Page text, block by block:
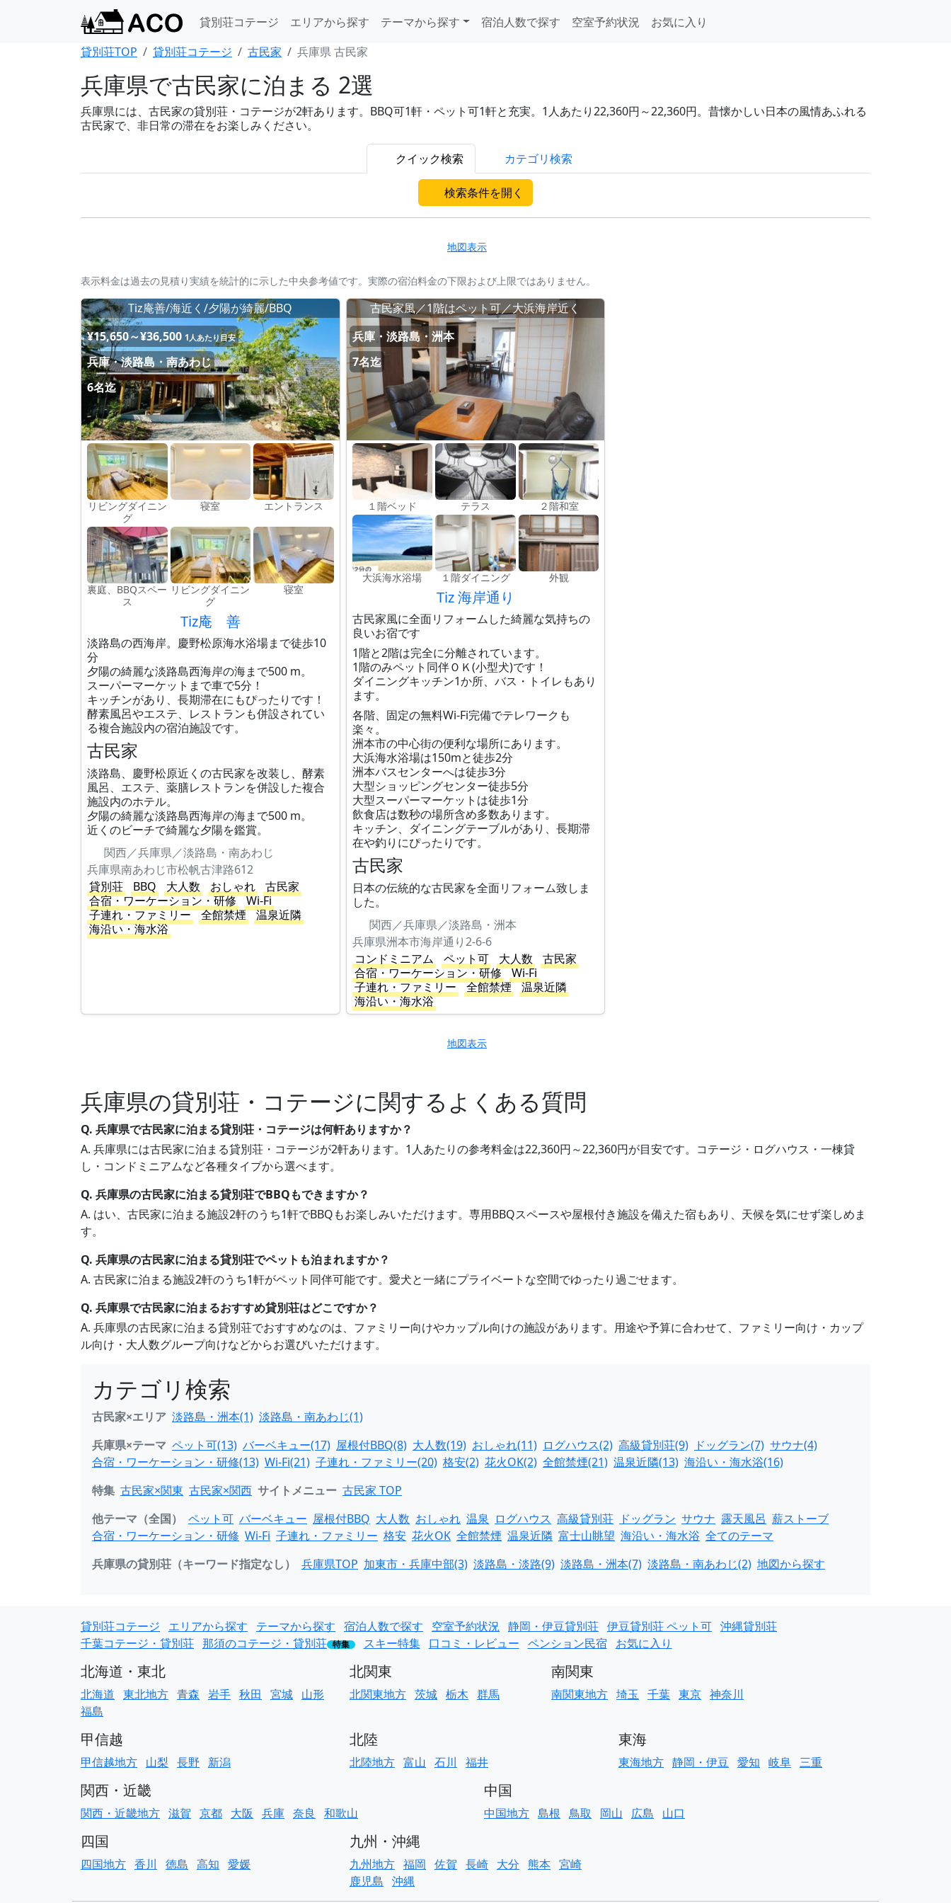
貸別荘コテージ エリアから探す テーマから探す 宿泊人数で探す 空室予約状況
お気に入り
貸別荘TOP
貸別荘コテージ 古民家 兵庫県 古民家
兵庫県で古民家に泊まる 2選
兵庫県には、古民家の貸別荘・コテージが2軒あります。BBQ可1軒・ペット可1軒と充実。1人あたり22,360円～22,360円。昔懐かしい日本の風情あふれる
古民家で、非日常の滞在をお楽しみください。
クイック検索 カテゴリ検索
検索条件を開く
地図表示
表示料金は過去の見積り実績を統計的に示した中央参考値です。実際の宿泊料金の下限および上限ではありません。
Tiz庵善/海近く/夕陽が綺麗/BBQ
¥15,650～¥36,500 1人あたり目安
兵庫・淡路島・南あわじ
6名迄
リビングダイニン
グ
寝室 エントランス
裏庭、BBQスペー
ス
リビングダイニン
グ
寝室
Tiz庵 善
淡路島の西海岸。慶野松原海水浴場まで徒歩10
分
夕陽の綺麗な淡路島西海岸の海まで500 m。
スーパーマーケットまで車で5分！
キッチンがあり、長期滞在にもぴったりです！
酵素風呂やエステ、レストランも併設されてい
る複合施設内の宿泊施設です。
古民家
淡路島、慶野松原近くの古民家を改装し、酵素
風呂、エステ、薬膳レストランを併設した複合
施設内のホテル。
夕陽の綺麗な淡路島西海岸の海まで500 m。
近くのビーチで綺麗な夕陽を鑑賞。
関西／兵庫県／淡路島・南あわじ
兵庫県南あわじ市松帆古津路612
貸別荘
BBQ 大人数 おしゃれ
古民家
合宿・ワーケーション・研修
Wi-Fi
子連れ・ファミリー
全館禁煙
温泉近隣
海沿い・海水浴
古民家風／1階はペット可／大浜海岸近く
兵庫・淡路島・洲本
7名迄
１階ベッド テラス ２階和室
大浜海水浴場 １階ダイニング 外観
Tiz 海岸通り
古民家風に全面リフォームした綺麗な気持ちの
良いお宿です
1階と2階は完全に分離されています。
1階のみペット同伴ＯＫ(小型犬)です！
ダイニングキッチン1か所、バス・トイレもあり
ます。
各階、固定の無料Wi-Fi完備でテレワークも
楽々。
洲本市の中心街の便利な場所にあります。
大浜海水浴場は150mと徒歩2分
洲本バスセンターへは徒歩3分
大型ショッピングセンター徒歩5分
大型スーパーマーケットは徒歩1分
飲食店は数秒の場所含め多数あります。
キッチン、ダイニングテーブルがあり、長期滞
在や釣りにぴったりです。
古民家
日本の伝統的な古民家を全面リフォーム致しま
した。
関西／兵庫県／淡路島・洲本
兵庫県洲本市海岸通り2-6-6
コンドミニアム
ペット可 大人数
古民家
合宿・ワーケーション・研修
Wi-Fi
子連れ・ファミリー
全館禁煙
温泉近隣
海沿い・海水浴
地図表示
兵庫県の貸別荘・コテージに関するよくある質問
Q. 兵庫県で古民家に泊まる貸別荘・コテージは何軒ありますか？
A. 兵庫県には古民家に泊まる貸別荘・コテージが2軒あります。1人あたりの参考料金は22,360円～22,360円が目安です。コテージ・ログハウス・一棟貸
し・コンドミニアムなど各種タイプから選べます。
Q. 兵庫県の古民家に泊まる貸別荘でBBQもできますか？
A. はい、古民家に泊まる施設2軒のうち1軒でBBQもお楽しみいただけます。専用BBQスペースや屋根付き施設を備えた宿もあり、天候を気にせず楽しめま
す。
Q. 兵庫県の古民家に泊まる貸別荘でペットも泊まれますか？
A. 古民家に泊まる施設2軒のうち1軒がペット同伴可能です。愛犬と一緒にプライベートな空間でゆったり過ごせます。
Q. 兵庫県で古民家に泊まるおすすめ貸別荘はどこですか？
A. 兵庫県の古民家に泊まる貸別荘でおすすめなのは、ファミリー向けやカップル向けの施設があります。用途や予算に合わせて、ファミリー向け・カップ
ル向け・大人数グループ向けなどからお選びいただけます。
カテゴリ検索
古民家×エリア 淡路島・洲本(1) 淡路島・南あわじ(1)
兵庫県×テーマ ペット可(13) バーベキュー(17) 屋根付BBQ(8) 大人数(19) おしゃれ(11) ログハウス(2) 高級貸別荘(9) ドッグラン(7) サウナ(4)
合宿・ワーケーション・研修(13) Wi-Fi(21) 子連れ・ファミリー(20) 格安(2) 花火OK(2) 全館禁煙(21) 温泉近隣(13) 海沿い・海水浴(16)
特集 古民家×関東 古民家×関西 サイトメニュー 古民家 TOP
他テーマ（全国）
ペット可 バーベキュー 屋根付BBQ 大人数 おしゃれ 温泉 ログハウス 高級貸別荘 ドッグラン サウナ 露天風呂 薪ストーブ
合宿・ワーケーション・研修 Wi-Fi 子連れ・ファミリー 格安 花火OK 全館禁煙 温泉近隣 富士山眺望 海沿い・海水浴 全てのテーマ
兵庫県の貸別荘（キーワード指定なし）
兵庫県TOP 加東市・兵庫中部(3) 淡路島・淡路(9) 淡路島・洲本(7) 淡路島・南あわじ(2) 地図から探す
貸別荘コテージ エリアから探す テーマから探す 宿泊人数で探す 空室予約状況 静岡・伊豆貸別荘 伊豆貸別荘 ペット可 沖縄貸別荘
千葉コテージ・貸別荘 那須のコテージ・貸別荘 特集 スキー特集 口コミ・レビュー ペンション民宿 お気に入り
北海道・東北
北海道 東北地方 青森 岩手 秋田 宮城 山形
福島
北関東
北関東地方 茨城 栃木 群馬
南関東
南関東地方 埼玉 千葉 東京 神奈川
甲信越
甲信越地方 山梨 長野 新潟
北陸
北陸地方 富山 石川 福井
東海
東海地方 静岡・伊豆 愛知 岐阜 三重
関西・近畿
関西・近畿地方 滋賀 京都 大阪 兵庫 奈良 和歌山
中国
中国地方 島根 鳥取 岡山 広島 山口
四国
四国地方 香川 徳島 高知 愛媛
九州・沖縄
九州地方 福岡 佐賀 長崎 大分 熊本 宮崎
鹿児島 沖縄